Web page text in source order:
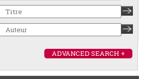
ADVANCED SEARCH +